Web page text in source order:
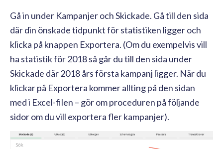
Gå in under Kampanjer och Skickade. Gå till den sida
där din önskade tidpunkt för statistiken ligger och
klicka på knappen Exportera. (Om du exempelvis vill
ha statistik för 2018 så går du till den sida under
Skickade där 2018 års första kampanj ligger. När du
klickar på Exportera kommer allting på den sidan
med i Excel-filen – gör om proceduren på följande
sidor om du vill exportera fler kampanjer).